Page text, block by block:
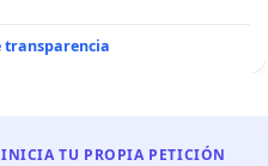
transparencia
INICIA TU PROPIA PETICIÓN